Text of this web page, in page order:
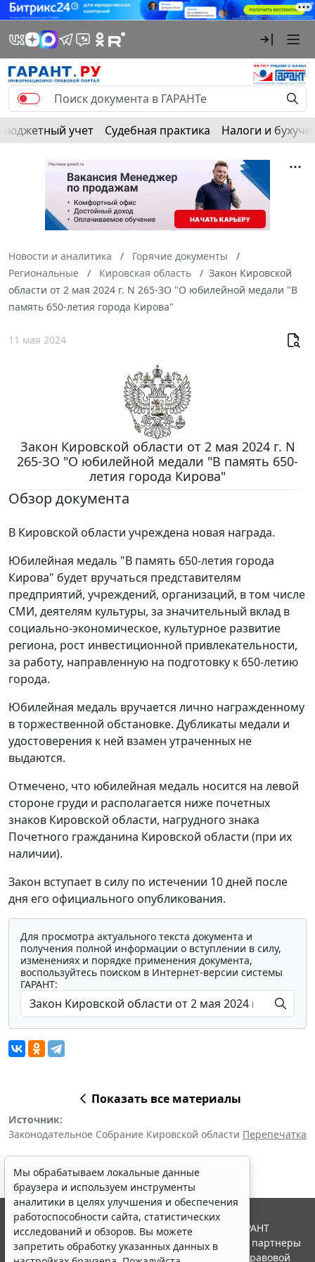
Бюджетный учет Судебная практика Налоги и
Новости и аналитика
Горячие документы
Региональные
Кировская область
Закон Кировской
области от 2 мая 2024 г. N 265-ЗО "О юбилейной медали "В
память 650-летия города Кирова"
11 мая 2024
Закон Кировской области от 2 мая 2024 г. N
265-ЗО "О юбилейной медали "В память 650-
летия города Кирова"
Обзор документа
В Кировской области учреждена новая награда.
Юбилейная медаль "В память 650-летия города
Кирова" будет вручаться представителям
предприятий, учреждений, организаций, в том числе
СМИ, деятелям культуры, за значительный вклад в
социально-экономическое, культурное развитие
региона, рост инвестиционной привлекательности,
за работу, направленную на подготовку к 650-летию
города.
Юбилейная медаль вручается лично награжденному
в торжественной обстановке. Дубликаты медали и
удостоверения к ней взамен утраченных не
выдаются.
Отмечено, что юбилейная медаль носится на левой
стороне груди и располагается ниже почетных
знаков Кировской области, нагрудного знака
Почетного гражданина Кировской области (при их
наличии).
Закон вступает в силу по истечении 10 дней после
дня его официального опубликования.
Для просмотра актуального текста документа и
получения полной информации о вступлении в силу,
изменениях и порядке применения документа,
воспользуйтесь поиском в Интернет-версии системы
ГАРАНТ:
Показать все материалы
Источник:
Законодательное Собрание Кировской области Перепечатка
Мы обрабатываем локальные данные
браузера и используем инструменты
аналитики в целях улучшения и обеспечения
работоспособности сайта, статистических
исследований и обзоров. Вы можете
запретить обработку указанных данных в
© ООО "НПП "ГАРАНТ-СЕРВИС", 2026. Система ГАРАНТ
выпускается с 1990 года. Компания "Гарант" и ее партнеры
являются участниками Российской ассоциации правовой